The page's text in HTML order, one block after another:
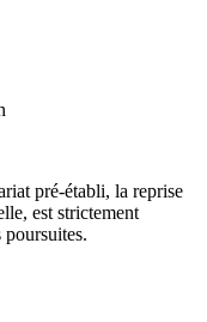
pré-établi, la reprise
est strictement
poursuites.